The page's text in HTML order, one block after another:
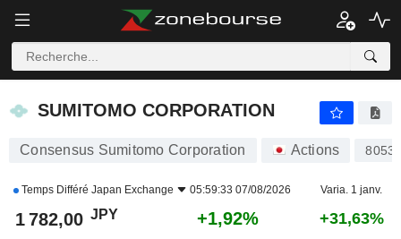
SUMITOMO CORPORATION
SUMITOMO CORPORATION
Consensus Sumitomo Corporation Actions 8053
Temps Différé Japan Exchange 05:59:33 07/08/2026 Varia. 1 janv.
1 782,00 JPY +1,92% +31,63%